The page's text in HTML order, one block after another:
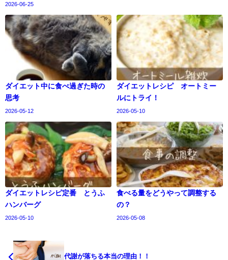
2026-06-25
ダイエット中に食べ過ぎた時の
思考
2026-05-12
ダイエットレシピ オートミー
ルにトライ！
2026-05-10
ダイエットレシピ定番 とうふ
ハンバーグ
2026-05-10
食べる量をどうやって調整する
の？
2026-05-08
代謝が落ちる本当の理由！！